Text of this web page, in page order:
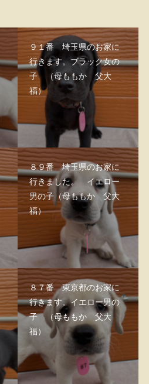
９１番 埼玉県のお家に
行きます。ブラック女の
子 （母ももか 父大
福）
８９番 埼玉県のお家に
行きました。 イエロー
男の子（母ももか 父大
福）
８７番 東京都のお家に
行きます。イエロー男の
子 （母ももか 父大
福）